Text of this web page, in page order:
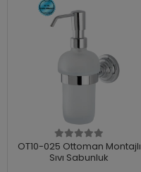
OT10-025 Ottoman Montajlı
Sıvı Sabunluk